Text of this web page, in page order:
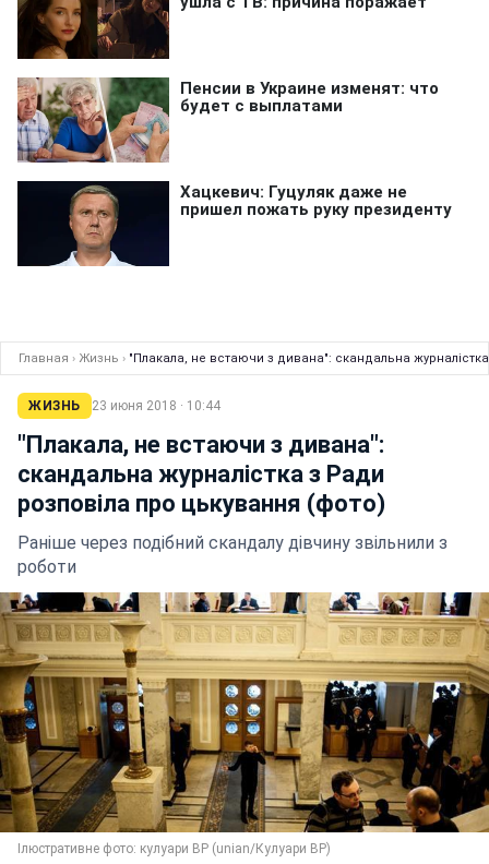
Главная › Жизнь › "Плакала, не встаючи з дивана": скандальна
ЖИЗНЬ 23 июня 2018 · 10:44
"Плакала, не встаючи з дивана":
скандальна журналістка з Ради
розповіла про цькування (фото)
Раніше через подібний скандалу дівчину звільнили з
роботи
Ілюстративне фото: кулуари ВР (unian/Кулуари ВР)